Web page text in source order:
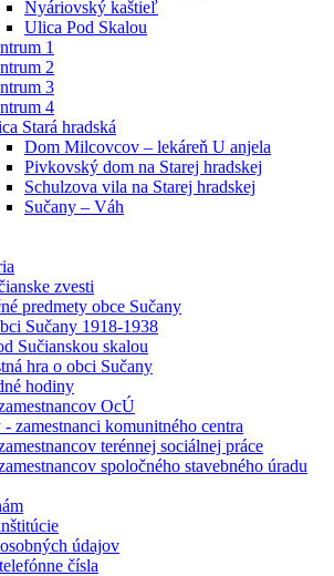
Nyáriovský kaštieľ
Ulica Pod Skalou
1
2
3
4
Stará hradská
Dom Milcovcov – lekáreň U anjela
Pivkovský dom na Starej hradskej
Schulzova vila na Starej hradskej
Sučany – Váh
zvesti
predmety obce Sučany
Sučany 1918-1938
Sučianskou skalou
hra o obci Sučany
hodiny
OcÚ
zamestnanci komunitného centra
terénnej sociálnej práce
spoločného stavebného úradu
údajov
čísla